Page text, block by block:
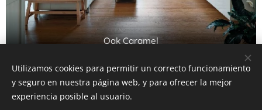
Oak Caramel
Utilizamos cookies para permitir un correcto funcionamiento
y seguro en nuestra página web, y para ofrecer la mejor
experiencia posible al usuario.